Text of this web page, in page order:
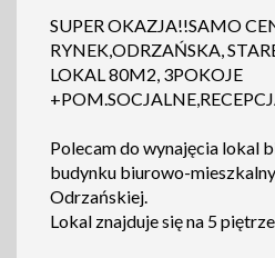
SUPER OKAZJA!!SAMO
RYNEK,ODRZAŃSKA,
LOKAL 80M2, 3POKOJE
Polecam do wynajęcia lokal
budynku biurowo-
Odrzańskiej.
Lokal znajduje się na 5